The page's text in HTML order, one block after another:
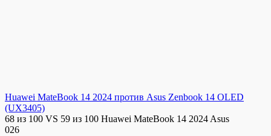
Huawei MateBook 14 2024 против Asus Zenbook 14 OLED
(UX3405)
68 из 100 VS 59 из 100 Huawei MateBook 14 2024 Asus
026